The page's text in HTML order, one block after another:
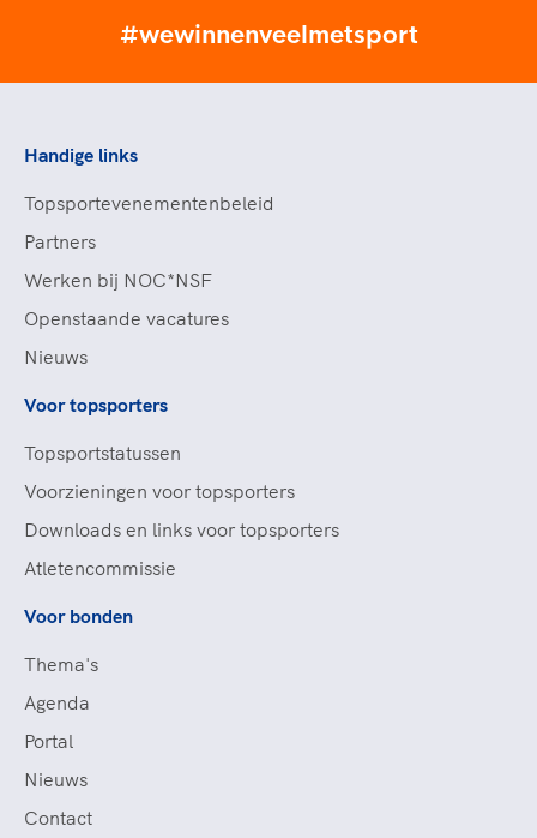
#wewinnenveelmetsport
Handige links
Topsportevenementenbeleid
Partners
Werken bij NOC*NSF
Openstaande vacatures
Nieuws
Voor topsporters
Topsportstatussen
Voorzieningen voor topsporters
Downloads en links voor topsporters
Atletencommissie
Voor bonden
Thema's
Agenda
Portal
Nieuws
Contact